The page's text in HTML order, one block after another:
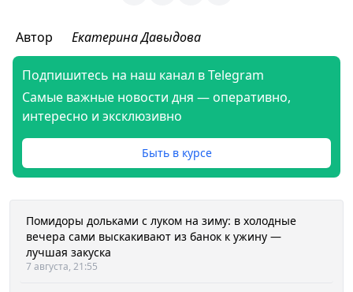
Автор Екатерина Давыдова
Подпишитесь на наш канал в Telegram
Самые важные новости дня — оперативно,
интересно и эксклюзивно
Быть в курсе
Помидоры дольками с луком на зиму: в холодные
вечера сами выскакивают из банок к ужину —
лучшая закуска
7 августа, 21:55